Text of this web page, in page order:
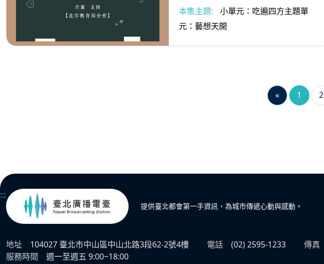
本集主題:
小單元：吃遍四方主題單
元：藝想天開
« 1 2
:::
提供臺北都會第一手資訊，為城市傳遞心動與感動。
地址 104027 臺北市中山區中山北路3段62-2號4樓 電話 (02) 2595-1233 傳真
服務時間
週一至週五 9:00~18:00